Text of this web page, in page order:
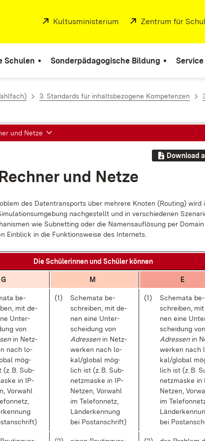
Extern:
Kultusministerium (Öffnet in neuem
Extern:
Zentrum für
Schulen Sonderpädagogische Bildung Service
3. Standards für inhaltsbezogene Kompetenzen
und Netze
Download
und Net­ze
des Da­ten­trans­ports über meh­re­re Kno­ten (Rou­ting) wird
nach­ge­stellt und in ver­schie­de­nen
wie Sub­net­ting oder die Na­mens­auf­lö­sung per Do­main
Ein­blick in die Funk­ti­ons­wei­se des In­ter­nets.
Die Schü­le­rin­nen und Schü­ler kön­nen
G M E
be­
mit de­
Un­ter­
von
in Netz­
nach lo­
mög­
(z. B. Sub­
in IP-
Vor­wahl
(1)
Sche­ma­ta be­
schrei­ben, mit de­
nen ei­ne Un­ter­
schei­dung von
Adres­senin Netz­
wer­ken nach lo­
kal/​glo­bal mög­
lich ist (z. B. Sub­
netz­mas­ke in IP-
Net­zen, Vor­wahl
im Te­le­fon­netz,
Län­der­ken­nung
bei Post­an­schrift)
(1)
Sche­ma­ta be­
schrei­ben,
nen ei­ne
schei­dung von
Adres­senin
wer­ken nach
kal/​glo­bal
lich ist (z. B.
netz­mas­ke in
Net­zen,
im
bei